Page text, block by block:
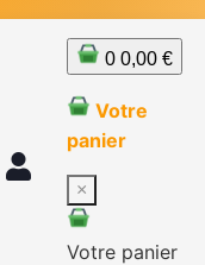
0 0,00 €
Votre
panier
×
Votre panier